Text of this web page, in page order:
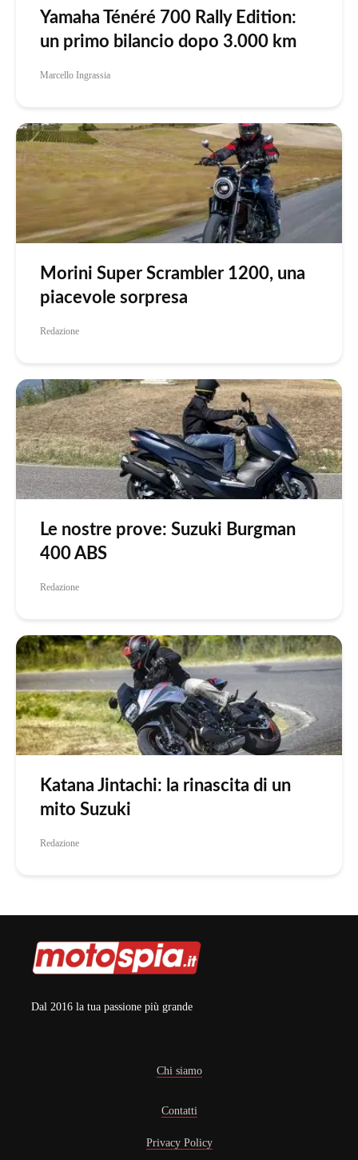
Yamaha Ténéré 700 Rally Edition:
un primo bilancio dopo 3.000 km
Marcello Ingrassia
Morini Super Scrambler 1200, una
piacevole sorpresa
Redazione
Le nostre prove: Suzuki Burgman
400 ABS
Redazione
Katana Jintachi: la rinascita di un
mito Suzuki
Redazione
Dal 2016 la tua passione più grande
Chi siamo
Contatti
Privacy Policy